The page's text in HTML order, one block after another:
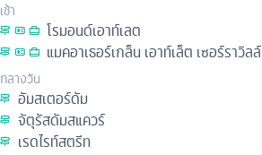
เช้า
โรมอนด์เอาท์เลต
แมคอาเธอร์เกล็น เอาท์เล็ต เซอร์ราวิลล์
กลางวัน
อัมสเตอร์ดัม
จัตุรัสดัมสแควร์
เรดไรท์สตรีท